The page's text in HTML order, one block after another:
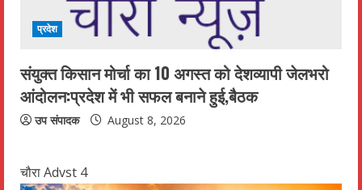
प्रदेश
संयुक्त किसान मोर्चा का 10 अगस्त को देशव्यापी जेलभरो
आंदोलन:प्रदेश में भी सफल बनाने हुई,बैठक
उप संपादक August 8, 2026
चौरा Advst 4